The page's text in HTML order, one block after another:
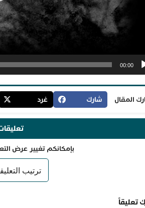
00:00
المقال شارك غرد
تعليقات
بإمكانكم تغيير عرض
تعليقاً